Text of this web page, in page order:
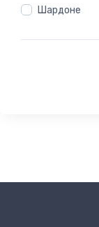
Шардоне